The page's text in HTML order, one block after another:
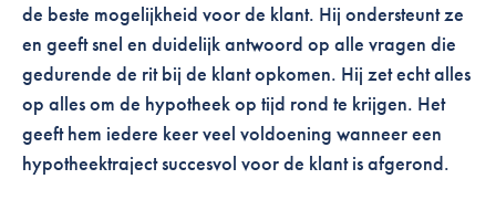
de beste mogelijkheid voor de klant. Hij ondersteunt ze
en geeft snel en duidelijk antwoord op alle vragen die
gedurende de rit bij de klant opkomen. Hij zet echt alles
op alles om de hypotheek op tijd rond te krijgen. Het
geeft hem iedere keer veel voldoening wanneer een
hypotheektraject succesvol voor de klant is afgerond.